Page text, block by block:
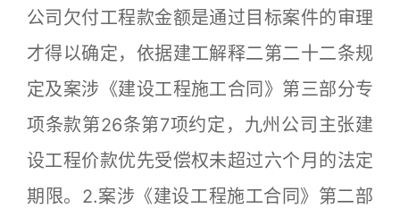
公司欠付工程款金额是通过目标案件的审理
才得以确定，依据建工解释二第二十二条规
定及案涉《建设工程施工合同》第三部分专
项条款第26条第7项约定，九州公司主张建
设工程价款优先受偿权未超过六个月的法定
期限。2.案涉《建设工程施工合同》第二部